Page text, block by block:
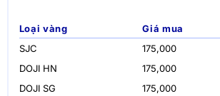
Loại vàng Giá mua
SJC
175,000
DOJI HN
175,000
DOJI SG
175,000